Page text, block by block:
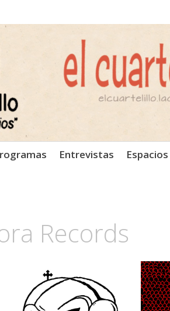
música independiente. Podcast
Entrevistas Espacios
Records